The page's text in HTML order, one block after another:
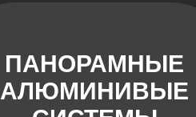
ПАНОРАМНЫЕ
АЛЮМИНИВЫЕ